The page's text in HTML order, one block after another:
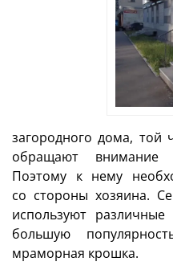
загородного дома, той
обращают
Поэтому к нему
со стороны хозяина.
используют
большую
мраморная крошка.